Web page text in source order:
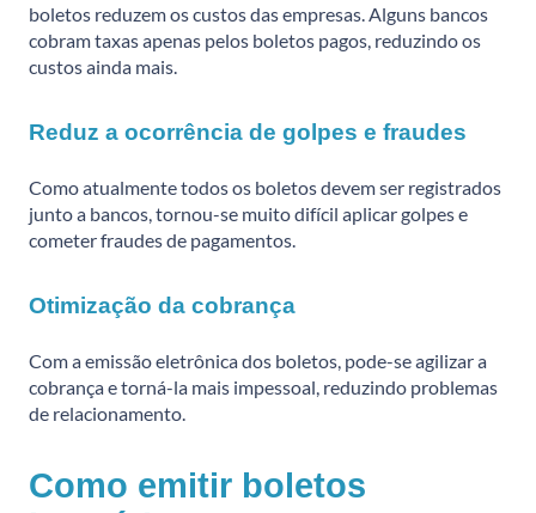
boletos reduzem os custos das empresas. Alguns bancos
cobram taxas apenas pelos boletos pagos, reduzindo os
custos ainda mais.
Reduz a ocorrência de golpes e fraudes
Como atualmente todos os boletos devem ser registrados
junto a bancos, tornou-se muito difícil aplicar golpes e
cometer fraudes de pagamentos.
Otimização da cobrança
Com a emissão eletrônica dos boletos, pode-se agilizar a
cobrança e torná-la mais impessoal, reduzindo problemas
de relacionamento.
Como emitir boletos